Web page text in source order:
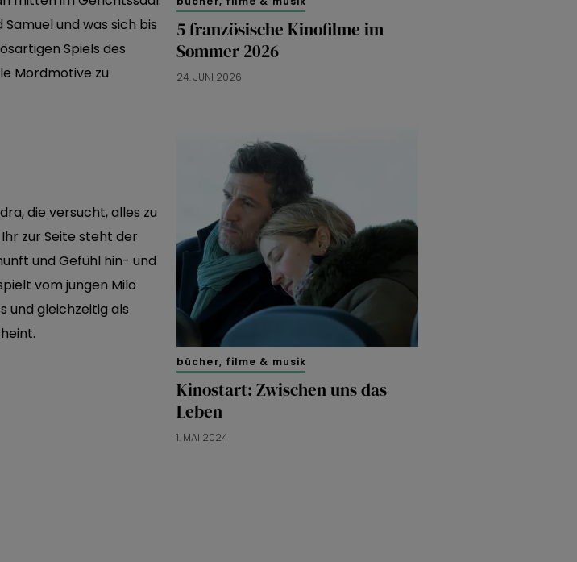
und was sich bis
Spiels des
Mordmotive zu
die versucht, alles zu
zur Seite steht der
und Gefühl hin- und
vom jungen Milo
und gleichzeitig als
5 französische Kinofilme im
Sommer 2026
24. JUNI 2026
bücher, filme & musik
Kinostart: Zwischen uns das
Leben
1. MAI 2024